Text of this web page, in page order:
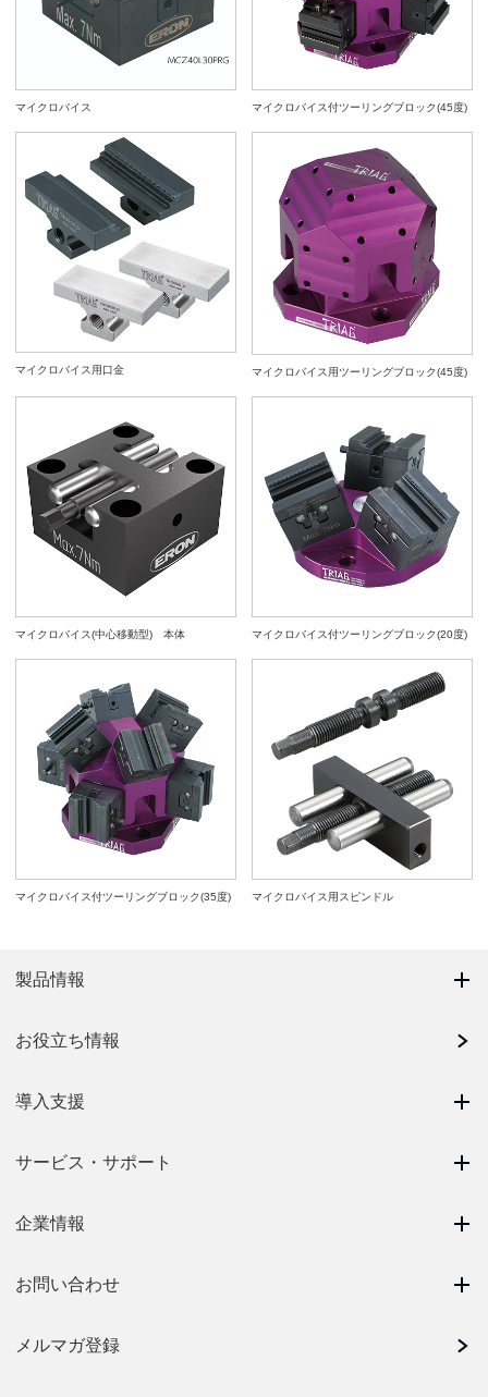
マイクロバイス マイクロバイス付ツーリングブロック(45度)
マイクロバイス用口金 マイクロバイス用ツーリングブロック(45度)
マイクロバイス(中心移動型) 本体 マイクロバイス付ツーリングブロック(20度)
マイクロバイス付ツーリングブロック(35度) マイクロバイス用スピンドル
製品情報
お役立ち情報
導入支援
サービス・サポート
企業情報
お問い合わせ
メルマガ登録